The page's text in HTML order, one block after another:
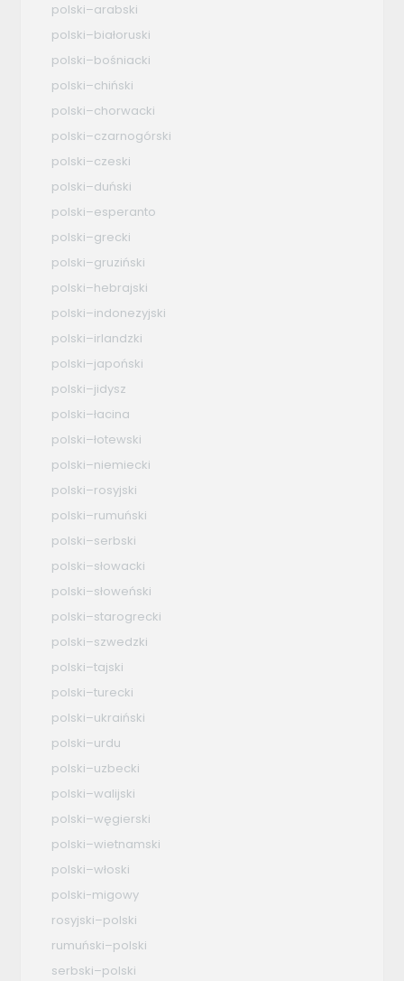
polski–arabski
polski–białoruski
polski–bośniacki
polski–chiński
polski–chorwacki
polski–czarnogórski
polski–czeski
polski–duński
polski–esperanto
polski–grecki
polski–gruziński
polski–hebrajski
polski–indonezyjski
polski–irlandzki
polski–japoński
polski–jidysz
polski–łacina
polski–łotewski
polski–niemiecki
polski–rosyjski
polski–rumuński
polski–serbski
polski–słowacki
polski–słoweński
polski–starogrecki
polski–szwedzki
polski–tajski
polski–turecki
polski–ukraiński
polski–urdu
polski–uzbecki
polski–walijski
polski–węgierski
polski–wietnamski
polski–włoski
polski-migowy
rosyjski–polski
rumuński–polski
serbski–polski